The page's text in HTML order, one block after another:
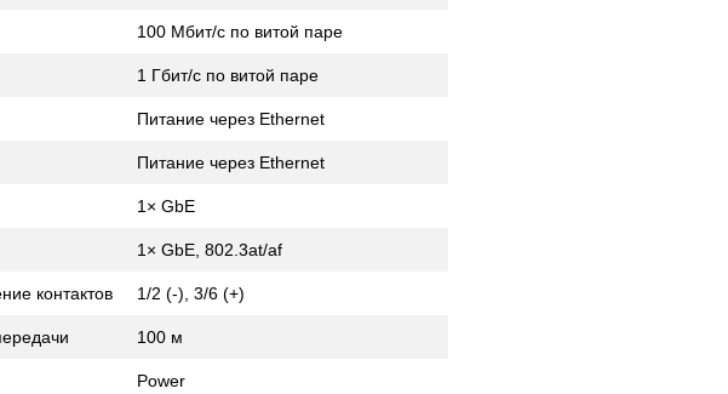
100 Мбит/с по витой паре
1 Гбит/с по витой паре
Питание через Ethernet
Питание через Ethernet
1× GbE
1× GbE, 802.3at/af
контактов 1/2 (-), 3/6 (+)
100 м
Power